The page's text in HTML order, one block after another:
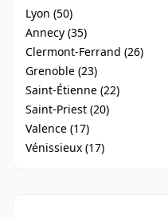
Lyon (50)
Annecy (35)
Clermont-Ferrand (26)
Grenoble (23)
Saint-Étienne (22)
Saint-Priest (20)
Valence (17)
Vénissieux (17)